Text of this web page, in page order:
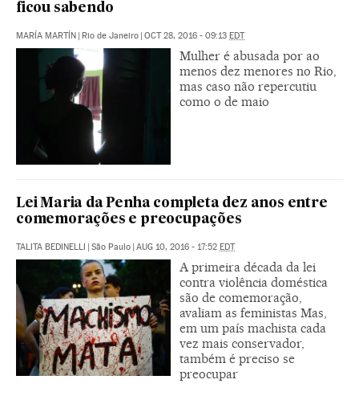
ficou sabendo
MARÍA MARTÍN | Rio de Janeiro | OCT 28, 2016 - 09:13 EDT
Mulher é abusada por ao
menos dez menores no Rio,
mas caso não repercutiu
como o de maio
Lei Maria da Penha completa dez anos entre
comemorações e preocupações
TALITA BEDINELLI | São Paulo | AUG 10, 2016 - 17:52 EDT
A primeira década da lei
contra violência doméstica
são de comemoração,
avaliam as feministas Mas,
em um país machista cada
vez mais conservador,
também é preciso se
preocupar